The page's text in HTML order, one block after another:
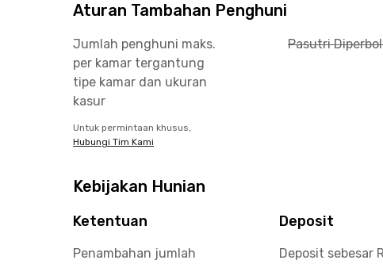
Aturan Tambahan Penghuni
Jumlah penghuni maks.
per kamar tergantung
tipe kamar dan ukuran
kasur
Pasutri
Untuk permintaan khusus,
Hubungi Tim Kami
Kebijakan Hunian
Ketentuan
Penambahan jumlah
Deposit
Deposit sebesar